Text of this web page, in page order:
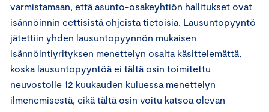
varmistamaan, että asunto-osakeyhtiön hallitukset ovat
isännöinnin eettisistä ohjeista tietoisia. Lausuntopyyntö
jätettiin yhden lausuntopyynnön mukaisen
isännöintiyrityksen menettelyn osalta käsittelemättä,
koska lausuntopyyntöä ei tältä osin toimitettu
neuvostolle 12 kuukauden kuluessa menettelyn
ilmenemisestä, eikä tältä osin voitu katsoa olevan